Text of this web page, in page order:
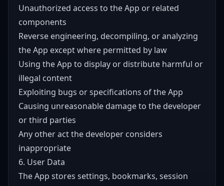
Unauthorized access to the App or related
components
Reverse engineering, decompiling, or analyzing
the App except where permitted by law
Using the App to display or distribute harmful or
illegal content
Exploiting bugs or specifications of the App
Causing unreasonable damage to the developer
or third parties
Any other act the developer considers
inappropriate
6. User Data
The App stores settings, bookmarks, session